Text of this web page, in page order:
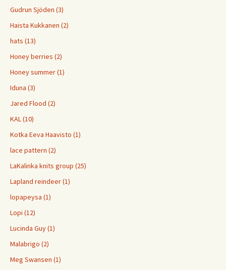
Gudrun Sjöden (3)
Haista Kukkanen (2)
hats (13)
Honey berries (2)
Honey summer (1)
Iduna (3)
Jared Flood (2)
KAL (10)
Kotka Eeva Haavisto (1)
lace pattern (2)
LaKalinka knits group (25)
Lapland reindeer (1)
lopapeysa (1)
Lopi (12)
Lucinda Guy (1)
Malabrigo (2)
Meg Swansen (1)